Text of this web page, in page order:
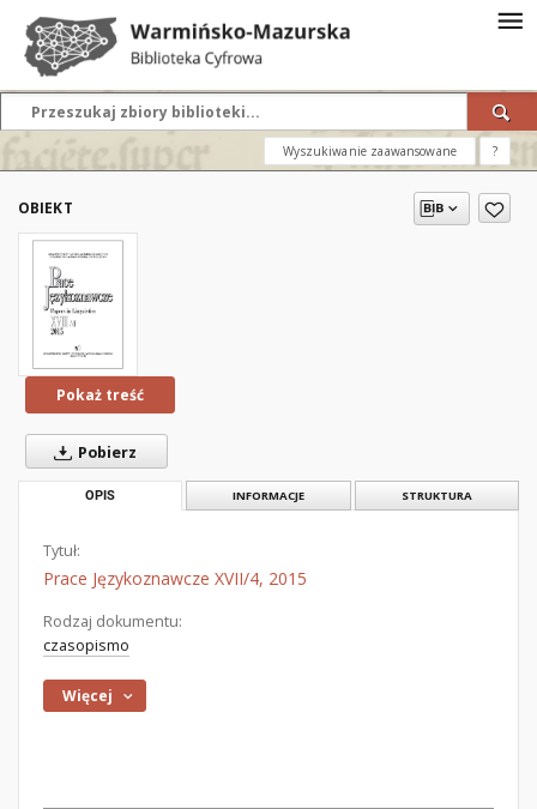
Wyszukiwanie zaawansowane ?
OBIEKT
Pokaż treść
Pobierz
OPIS INFORMACJE STRUKTURA
Tytuł:
Prace Językoznawcze XVII/4, 2015
Rodzaj dokumentu:
czasopismo
Więcej